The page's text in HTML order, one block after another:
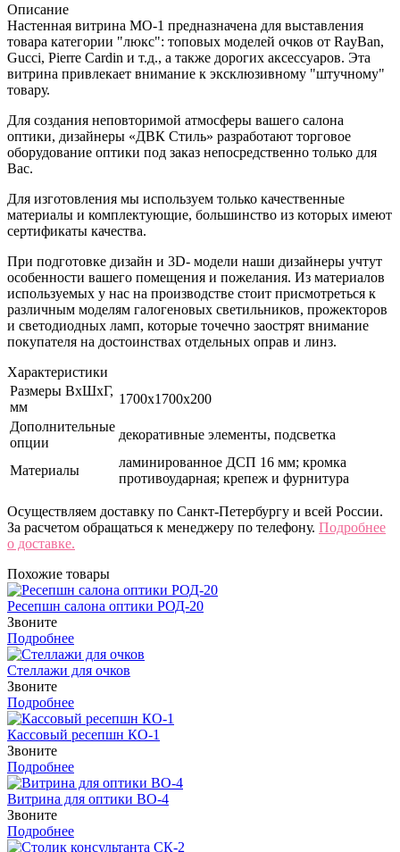
Описание
Настенная витрина МО-1 предназначена для выставления
товара категории "люкс": топовых моделей очков от RayBan,
Gucci, Pierre Cardin и т.д., а также дорогих аксессуаров. Эта
витрина привлекает внимание к эксклюзивному "штучному"
товару.
Для создания неповторимой атмосферы вашего салона
оптики, дизайнеры «ДВК Стиль» разработают торговое
оборудование оптики под заказ непосредственно только для
Вас.
Для изготовления мы используем только качественные
материалы и комплектующие, большинство из которых имеют
сертификаты качества.
При подготовке дизайн и 3D- модели наши дизайнеры учтут
особенности вашего помещения и пожелания. Из материалов
используемых у нас на производстве стоит присмотреться к
различным моделям галогеновых светильников, прожекторов
и светодиодных ламп, которые точечно заострят внимание
покупателя на достоинствах отдельных оправ и линз.
Характеристики
Размеры ВхШхГ,
мм
1700х1700х200
Дополнительные
опции
декоративные элементы, подсветка
Материалы
ламинированное ДСП 16 мм; кромка
противоударная; крепеж и фурнитура
Осуществляем доставку по Санкт-Петербургу и всей России.
За расчетом обращаться к менеджеру по телефону. Подробнее
о доставке.
Похожие товары
Ресепшн салона оптики РОД-20
Звоните
Подробнее
Стеллажи для очков
Звоните
Подробнее
Кассовый ресепшн КО-1
Звоните
Подробнее
Витрина для оптики ВО-4
Звоните
Подробнее